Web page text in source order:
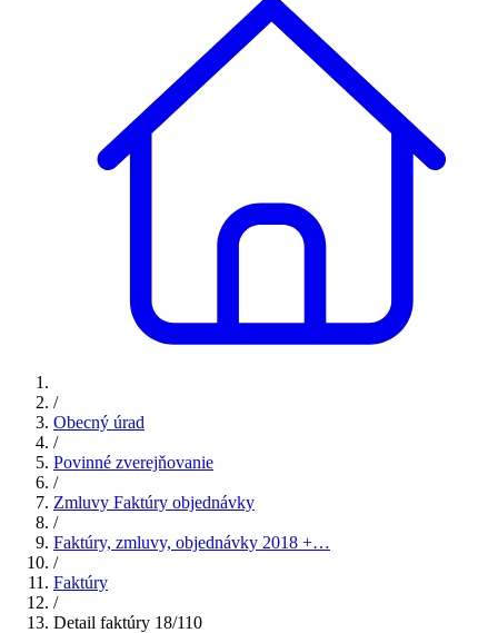
/
Obecný úrad
/
Povinné zverejňovanie
/
Zmluvy Faktúry objednávky
/
Faktúry, zmluvy, objednávky 2018 +…
/
Faktúry
/
Detail faktúry 18/110